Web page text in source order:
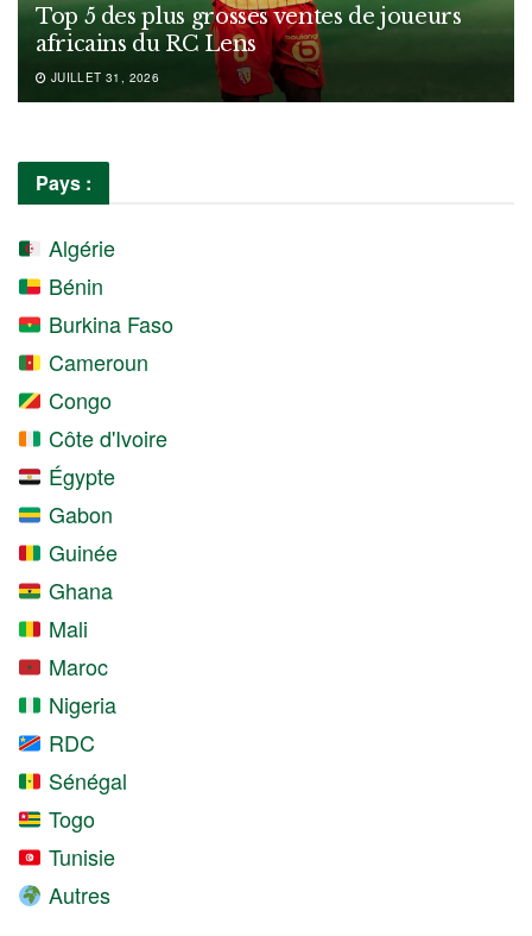
Top 5 des plus grosses ventes de joueurs
africains du RC Lens
JUILLET 31, 2026
Pays :
Algérie
Bénin
Burkina Faso
Cameroun
Congo
Côte d'Ivoire
Égypte
Gabon
Guinée
Ghana
Mali
Maroc
Nigeria
RDC
Sénégal
Togo
Tunisie
Autres